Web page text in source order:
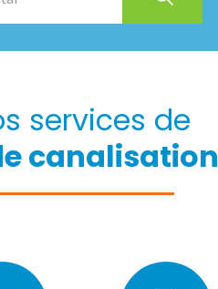
services de
canalisation